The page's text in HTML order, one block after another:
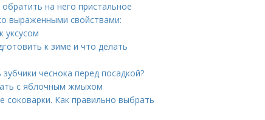
на него пристальное
выраженными свойствами:
уксусом
к зиме и что делать
чеснока перед посадкой?
с яблочным жмыхом
соковарки. Как правильно выбрать